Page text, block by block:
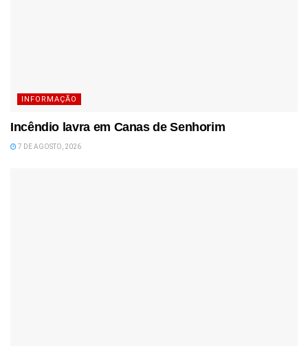
INFORMAÇÃO
Incêndio lavra em Canas de Senhorim
7 DE AGOSTO, 2026